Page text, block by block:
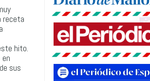
receta
hito.
sus